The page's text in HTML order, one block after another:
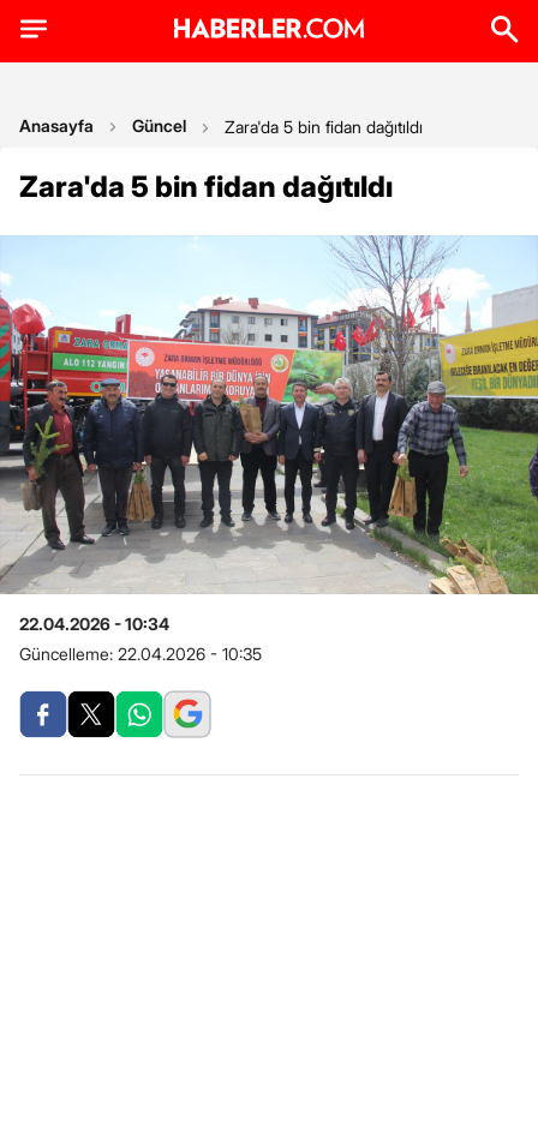
Anasayfa Güncel Zara'da 5 bin fidan dağıtıldı
Zara'da 5 bin fidan dağıtıldı
22.04.2026 - 10:34
Güncelleme: 22.04.2026 - 10:35